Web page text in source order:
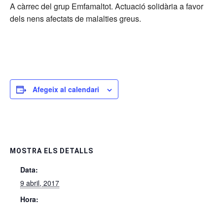
A càrrec del grup Emfamaltot. Actuació solidària a favor
dels nens afectats de malalties greus.
Afegeix al calendari
MOSTRA ELS DETALLS
Data:
9 abril, 2017
Hora: